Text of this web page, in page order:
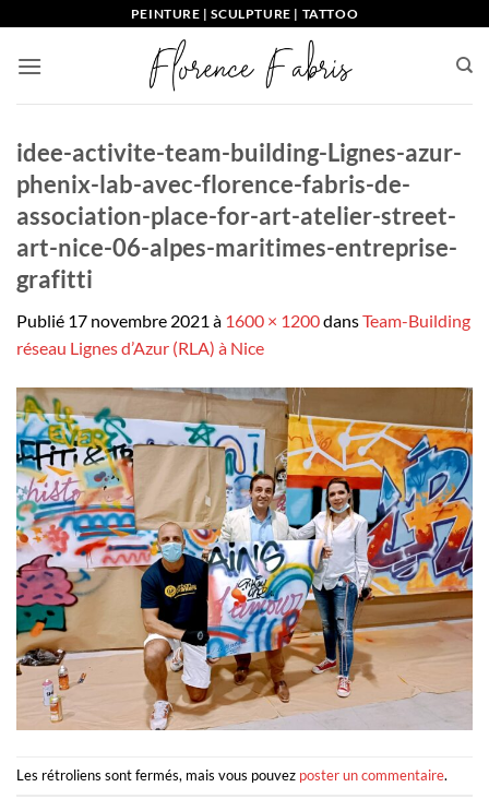
contenu
PEINTURE | SCULPTURE | TATTOO
idee-activite-team-building-Lignes-azur-
phenix-lab-avec-florence-fabris-de-
association-place-for-art-atelier-street-
art-nice-06-alpes-maritimes-entreprise-
grafitti
Publié 17 novembre 2021 à 1600 × 1200dansTeam-Building
réseau Lignes d’Azur (RLA) à Nice
Les rétroliens sont fermés, mais vous pouvez poster un commentaire.